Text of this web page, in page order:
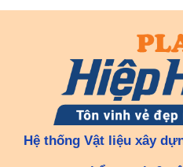
Hệ thống Vật liệu xây